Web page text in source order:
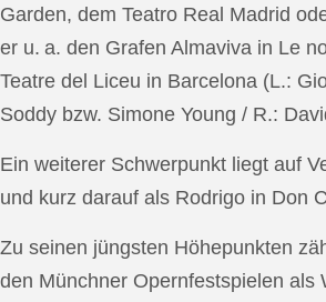
Garden, dem Teatro Real Madrid
er u. a. den Grafen Almaviva in Le
Teatre del Liceu in Barcelona (L.:
Soddy bzw. Simone Young / R.:
Ein weiterer Schwerpunkt liegt auf
und kurz darauf als Rodrigo in Don
Zu seinen jüngsten Höhepunkten
den Münchner Opernfestspielen als